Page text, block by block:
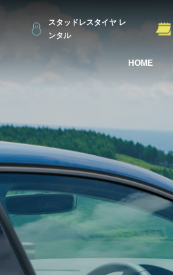
スタッドレスタイヤ レ
ンタル
HOME